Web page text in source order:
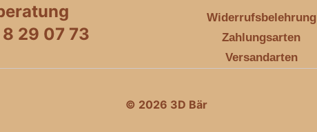
29 07 73
Widerrufsbelehrung
Zahlungsarten
Versandarten
© 2026 3D Bär